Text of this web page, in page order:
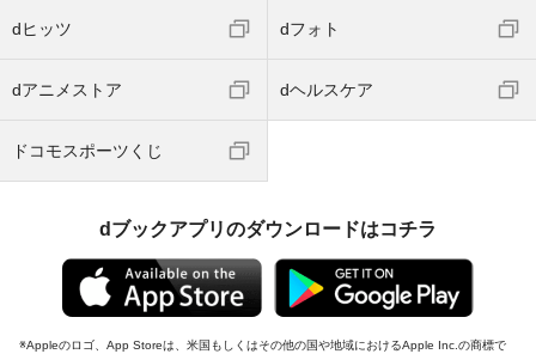
dヒッツ dフォト
dアニメストア dヘルスケア
ドコモスポーツくじ
dブックアプリのダウンロードはコチラ
Appleのロゴ、App Storeは、米国もしくはその他の国や地域におけるApple Inc.の商標で